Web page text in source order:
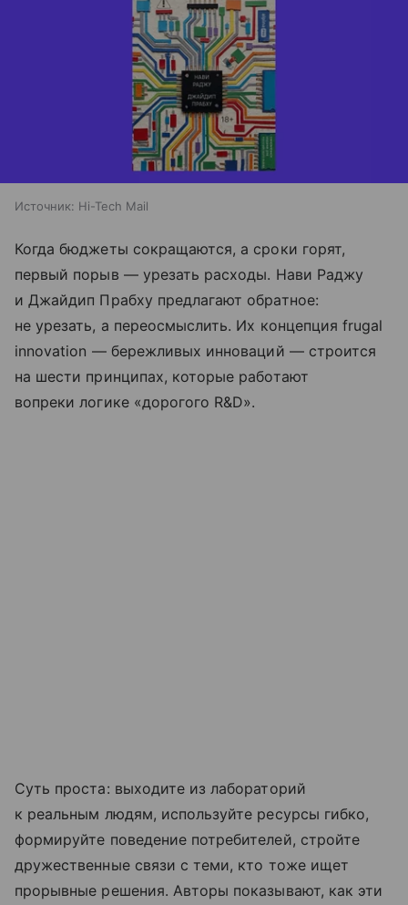
Источник: Hi-Tech Mail
Когда бюджеты сокращаются, а сроки горят,
первый порыв — урезать расходы. Нави Раджу
и Джайдип Прабху предлагают обратное:
не урезать, а переосмыслить. Их концепция frugal
innovation — бережливых инноваций — строится
на шести принципах, которые работают
вопреки логике «дорогого R&D».
Суть проста: выходите из лабораторий
к реальным людям, используйте ресурсы гибко,
формируйте поведение потребителей, стройте
дружественные связи с теми, кто тоже ищет
прорывные решения. Авторы показывают, как эти